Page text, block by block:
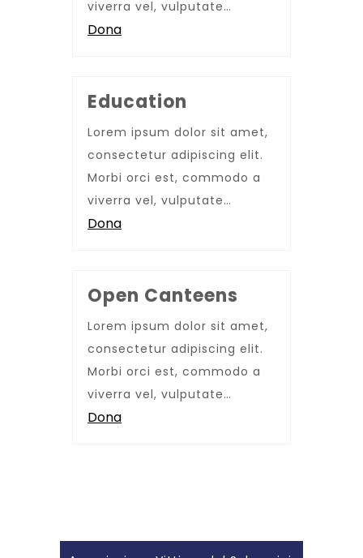
viverra vel, vulputate…
Dona
Education
Lorem ipsum dolor sit amet,
consectetur adipiscing elit.
Morbi orci est, commodo a
viverra vel, vulputate…
Dona
Open Canteens
Lorem ipsum dolor sit amet,
consectetur adipiscing elit.
Morbi orci est, commodo a
viverra vel, vulputate…
Dona